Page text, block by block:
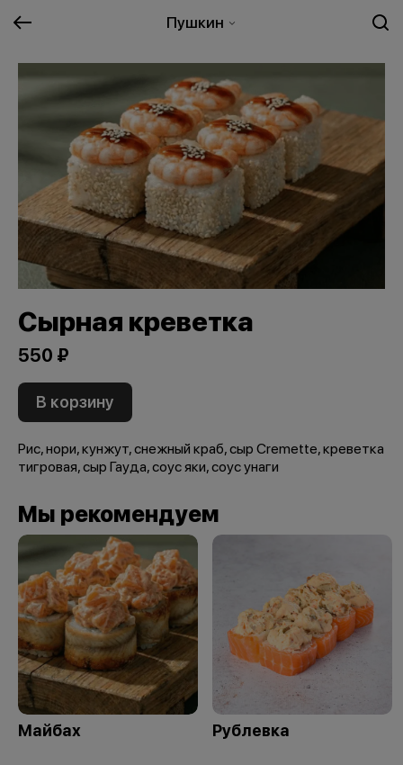
Пушкин
Сырная креветка
550 ₽
В корзину
Рис, нори, кунжут, снежный краб, сыр Cremette, креветка
тигровая, сыр Гауда, соус яки, соус унаги
Мы рекомендуем
Майбах Рублевка